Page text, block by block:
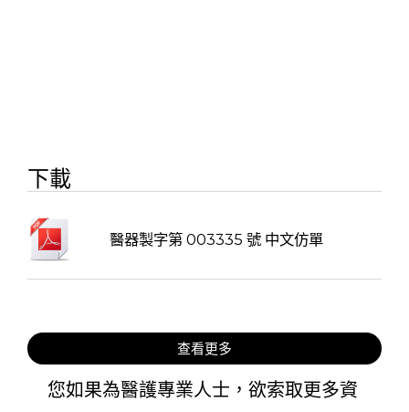
下載
醫器製字第 003335 號 中文仿單
查看更多
您如果為醫護專業人士，欲索取更多資